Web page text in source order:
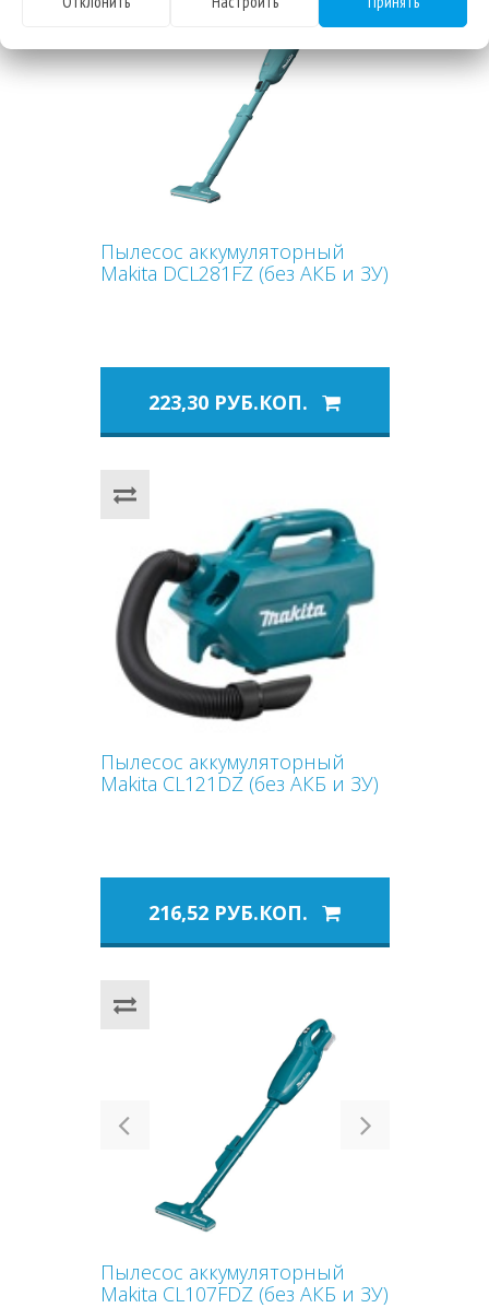
Пылесос аккумуляторный
Makita DCL281FZ (без АКБ и ЗУ)
223,30 РУБ.КОП.
Пылесос аккумуляторный
Makita CL121DZ (без АКБ и ЗУ)
216,52 РУБ.КОП.
Previous Next
Пылесос аккумуляторный
Makita CL107FDZ (без АКБ и ЗУ)